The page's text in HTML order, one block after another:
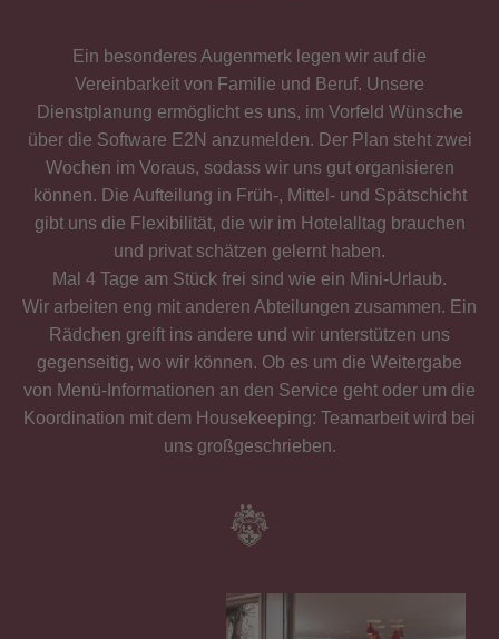
Ein besonderes Augenmerk legen wir auf die
Vereinbarkeit von Familie und Beruf. Unsere
Dienstplanung ermöglicht es uns, im Vorfeld Wünsche
über die Software E2N anzumelden. Der Plan steht zwei
Wochen im Voraus, sodass wir uns gut organisieren
können. Die Aufteilung in Früh-, Mittel- und Spätschicht
gibt uns die Flexibilität, die wir im Hotelalltag brauchen
und privat schätzen gelernt haben.
Mal 4 Tage am Stück frei sind wie ein Mini-Urlaub.
Wir arbeiten eng mit anderen Abteilungen zusammen. Ein
Rädchen greift ins andere und wir unterstützen uns
gegenseitig, wo wir können. Ob es um die Weitergabe
von Menü-Informationen an den Service geht oder um die
Koordination mit dem Housekeeping: Teamarbeit wird bei
uns großgeschrieben.